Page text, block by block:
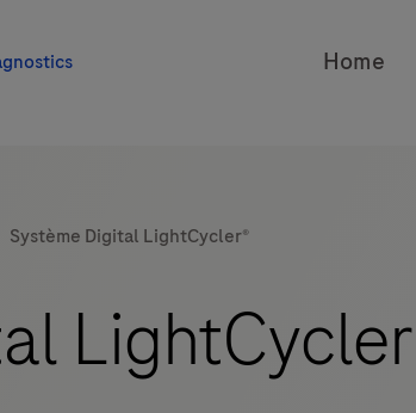
Home
Système Digital LightCycler®
LightCycler